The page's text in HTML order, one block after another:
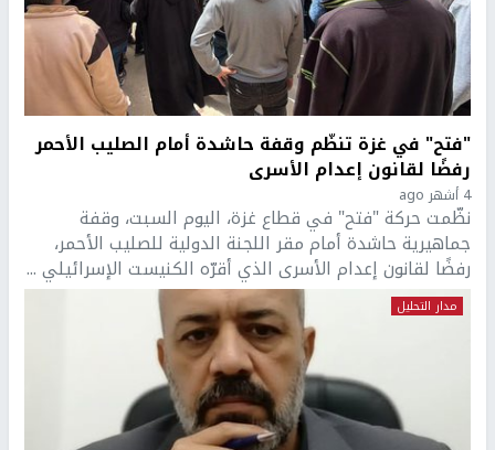
"فتح" في غزة تنظّم وقفة حاشدة أمام الصليب الأحمر
رفضًا لقانون إعدام الأسرى
4 أشهر ago
نظّمت حركة "فتح" في قطاع غزة، اليوم السبت، وقفة
جماهيرية حاشدة أمام مقر اللجنة الدولية للصليب الأحمر،
رفضًا لقانون إعدام الأسرى الذي أقرّه الكنيست الإسرائيلي ...
مدار التحليل